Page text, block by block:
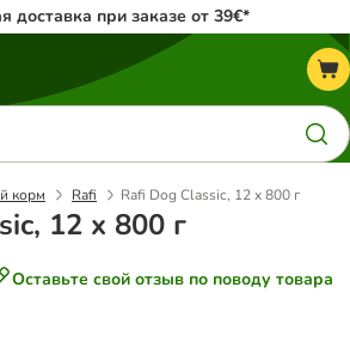
доставка при заказе от 39€*
корм Rafi Rafi Dog Classic, 12 x 800 г
12 x 800 г
Оставьте свой отзыв по поводу товара